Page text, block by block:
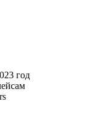
год